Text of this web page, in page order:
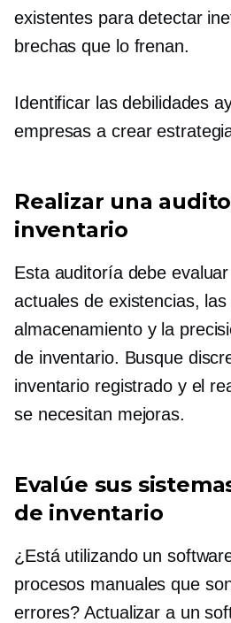
existentes para detectar
brechas que lo frenan.
Identificar las debilidades
empresas a crear
Realizar una
inventario
Esta auditoría debe
actuales de existencias,
almacenamiento y la
de inventario. Busque
inventario registrado y el
se necesitan mejoras.
Evalúe sus
de inventario
¿Está utilizando un
procesos manuales que
errores? Actualizar a un